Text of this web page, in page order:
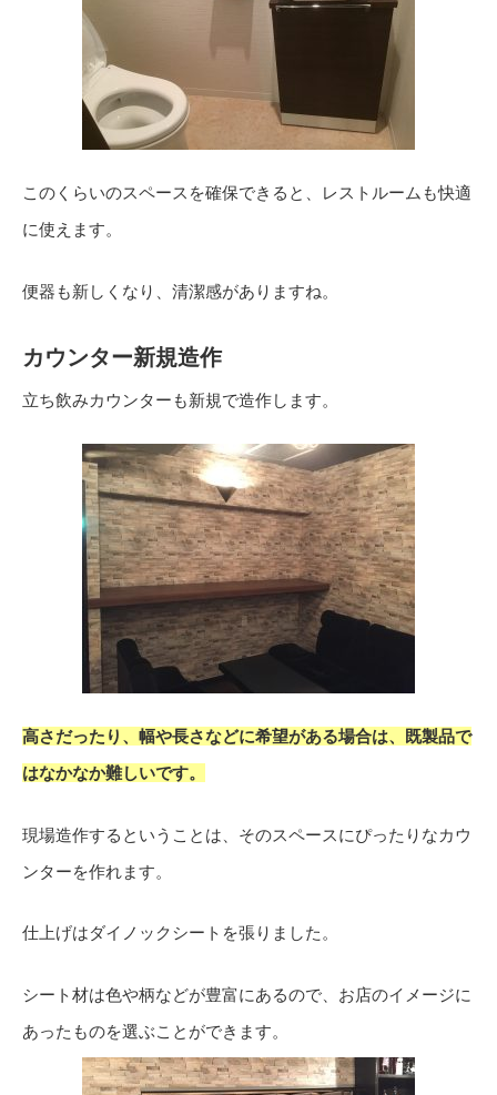
このくらいのスペースを確保できると、レストルームも快適
に使えます。
便器も新しくなり、清潔感がありますね。
カウンター新規造作
立ち飲みカウンターも新規で造作します。
高さだったり、幅や長さなどに希望がある場合は、既製品で
はなかなか難しいです。
現場造作するということは、そのスペースにぴったりなカウ
ンターを作れます。
仕上げはダイノックシートを張りました。
シート材は色や柄などが豊富にあるので、お店のイメージに
あったものを選ぶことができます。